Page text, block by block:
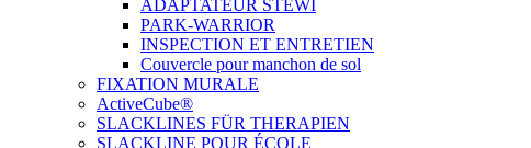
ADAPTATEUR STEWI
PARK-WARRIOR
INSPECTION ET ENTRETIEN
Couvercle pour manchon de sol
FIXATION MURALE
ActiveCube®
SLACKLINES FÜR THERAPIEN
SLACKLINE POUR ÉCOLE